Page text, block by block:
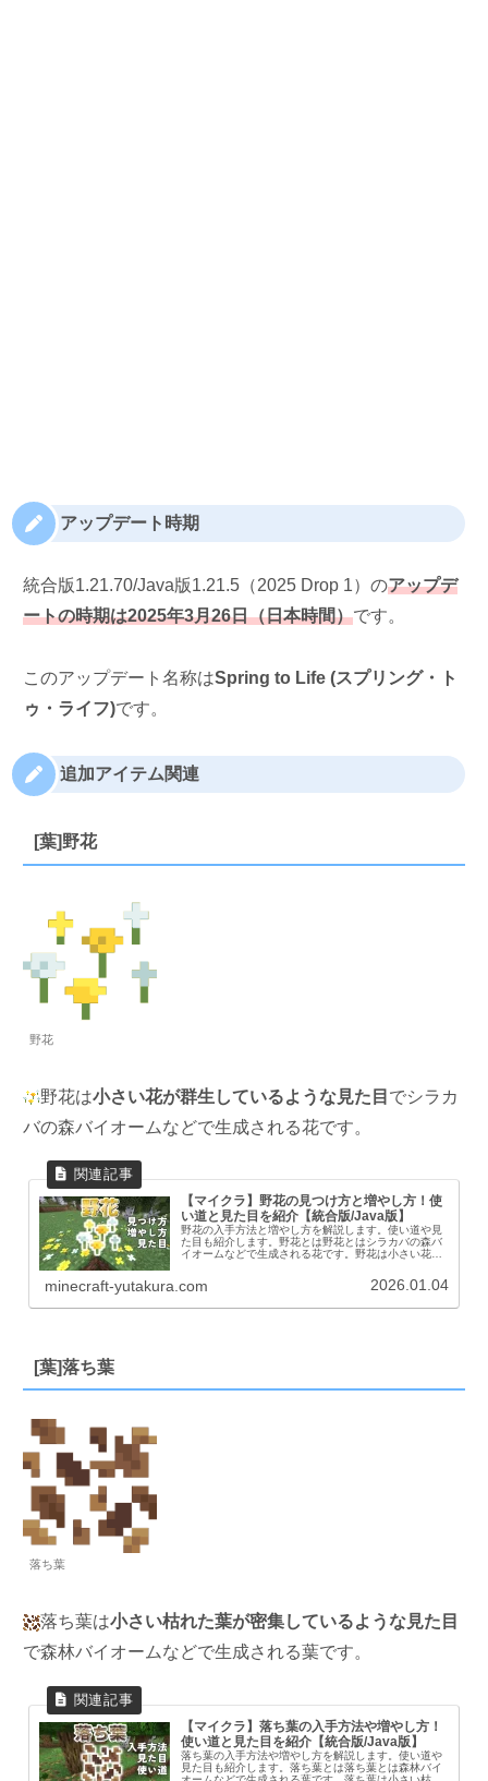
アップデート時期
統合版1.21.70/Java版1.21.5（2025 Drop 1）のアップデ
ートの時期は2025年3月26日（日本時間）です。
このアップデート名称はSpring to Life (スプリング・ト
ゥ・ライフ)です。
追加アイテム関連
[葉]野花
野花
野花は小さい花が群生しているような見た目 でシラカ
バの森バイオームなどで生成される花です。
【マイクラ】野花の見つけ方と増やし方！使
い道と見た目を紹介【統合版/Java版】
野花の入手方法と増やし方を解説します。使い道や見
た目も紹介します。野花とは野花とはシラカバの森バ
イオームなどで生成される花です。野花は小さい花が
ブロック以内に4個まで設置することができ、置き...
minecraft-yutakura.com 2026.01.04
[葉]落ち葉
落ち葉
落ち葉は小さい枯れた葉が密集しているような見た目
で森林バイオームなどで生成される葉です。
【マイクラ】落ち葉の入手方法や増やし方！
使い道と見た目を紹介【統合版/Java版】
落ち葉の入手方法や増やし方を解説します。使い道や
見た目も紹介します。落ち葉とは落ち葉とは森林バイ